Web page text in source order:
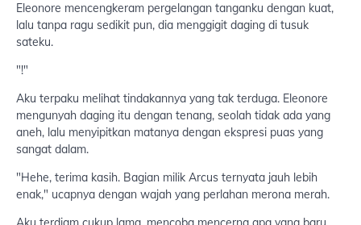
Eleonore mencengkeram pergelangan tanganku dengan kuat,
lalu tanpa ragu sedikit pun, dia menggigit daging di tusuk
sateku.
"!"
Aku terpaku melihat tindakannya yang tak terduga. Eleonore
mengunyah daging itu dengan tenang, seolah tidak ada yang
aneh, lalu menyipitkan matanya dengan ekspresi puas yang
sangat dalam.
"Hehe, terima kasih. Bagian milik Arcus ternyata jauh lebih
enak," ucapnya dengan wajah yang perlahan merona merah.